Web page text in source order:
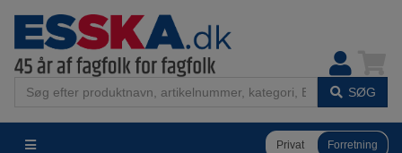
SØG
Privat Forretning